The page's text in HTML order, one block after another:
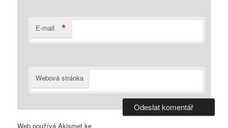
E-mail *
Webová stránka
Web používá Akismet ke